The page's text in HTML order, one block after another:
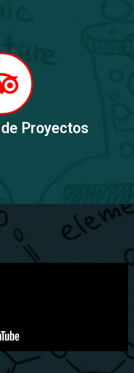
Proyectos